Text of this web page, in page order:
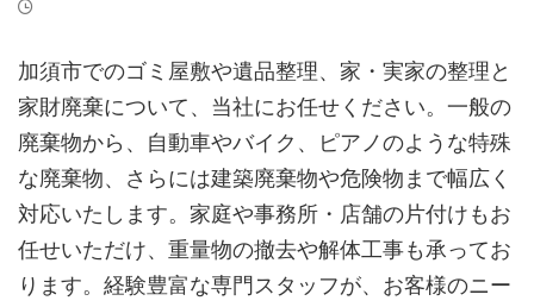
加須市でのゴミ屋敷や遺品整理、家・実家の整理と
家財廃棄について、当社にお任せください。一般の
廃棄物から、自動車やバイク、ピアノのような特殊
な廃棄物、さらには建築廃棄物や危険物まで幅広く
対応いたします。家庭や事務所・店舗の片付けもお
任せいただけ、重量物の撤去や解体工事も承ってお
ります。経験豊富な専門スタッフが、お客様のニー